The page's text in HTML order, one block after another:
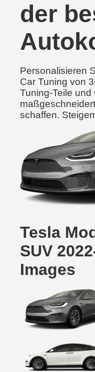
der
Personalisieren
Car Tuning von
Tuning-Teile
schaffen.
Tesla
SUV
Images